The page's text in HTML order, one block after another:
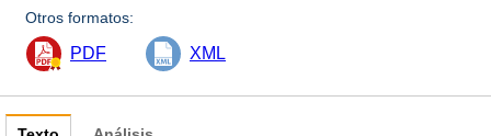
Otros formatos:
PDF XML